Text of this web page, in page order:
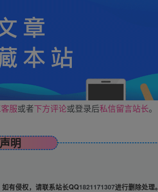
服或者下方评论或登录后私信留言站长。
明
有侵权，请联系站长QQ1821171307进行删除处理。